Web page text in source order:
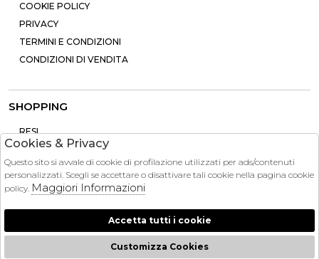
COOKIE POLICY
PRIVACY
TERMINI E CONDIZIONI
CONDIZIONI DI VENDITA
SHOPPING
RESI
PAGAMENTI
CONTATTI
SPEDIZIONE
Cookies & Privacy
Questo sito si avvale di cookie di profilazione utilizzati per ads/contenuti
personalizzati. Scegli se accettare o disattivare tali cookie nella pagina cookie
policy. Maggiori Informazioni
Accetta tutti i cookie
Customizza Cookies